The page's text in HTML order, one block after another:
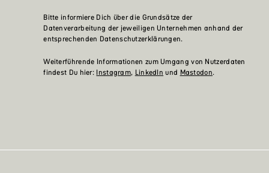
Bitte informiere Dich über die Grundsätze der
Datenverarbeitung der jeweiligen Unternehmen anhand der
entsprechenden Datenschutzerklärungen.
Weiterführende Informationen zum Umgang von Nutzerdaten
findest Du hier: Instagram, LinkedIn und Mastodon.